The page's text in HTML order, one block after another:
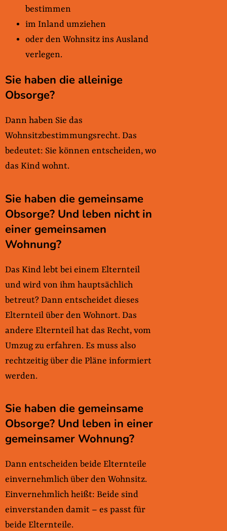
bestimmen
im Inland umziehen
oder den Wohnsitz ins Ausland
verlegen.
Sie haben die alleinige
Obsorge?
Dann haben Sie das
Wohnsitzbestimmungsrecht. Das
bedeutet: Sie können entscheiden, wo
das Kind wohnt.
Sie haben die gemeinsame
Obsorge? Und leben nicht in
einer gemeinsamen
Wohnung?
Das Kind lebt bei einem Elternteil
und wird von ihm hauptsächlich
betreut? Dann entscheidet dieses
Elternteil über den Wohnort. Das
andere Elternteil hat das Recht, vom
Umzug zu erfahren. Es muss also
rechtzeitig über die Pläne informiert
werden.
Sie haben die gemeinsame
Obsorge? Und leben in einer
gemeinsamer Wohnung?
Dann entscheiden beide Elternteile
einvernehmlich über den Wohnsitz.
Einvernehmlich heißt: Beide sind
einverstanden damit – es passt für
beide Elternteile.